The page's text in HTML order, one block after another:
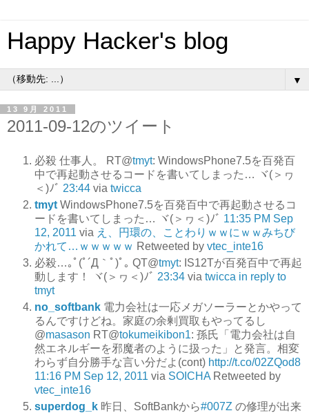
Happy Hacker's blog
▼
13 9月 2011
2011-09-12のツイート
必殺 仕事人。 RT@tmyt: WindowsPhone7.5を百発百
中で再起動させるコードを書いてしまった… ヾ(＞ヮ
＜)ﾉﾞ 23:44 via twicca
tmyt WindowsPhone7.5を百発百中で再起動させるコ
ードを書いてしまった… ヾ(＞ヮ＜)ﾉﾞ 11:35 PM Sep
12, 2011 via え、円環の、ことわりｗｗにｗｗみちび
かれて…ｗｗｗｗｗ Retweeted by vtec_inte16
必殺…｡ﾟ(ﾟ´Д｀ﾟ)ﾟ｡ QT@tmyt: IS12Tが百発百中で再起
動します！ ヾ(＞ヮ＜)ﾉﾞ 23:34 via twicca in reply to
tmyt
no_softbank 電力会社は一応メガソーラーとかやって
るんですけどね。家庭の余剰買取もやってるし
@masason RT@tokumeikibon1: 孫氏「電力会社は自
然エネルギーを邪魔者のように扱った」と発言。相変
わらず自分勝手な言い分だよ(cont) http://t.co/02ZQod8
11:16 PM Sep 12, 2011 via SOICHA Retweeted by
vtec_inte16
superdog_k 昨日、SoftBankから#007Z の修理が出来